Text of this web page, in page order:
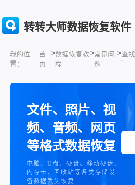
转转大师数据恢复软件
我的位
置：
首
页
>数据恢复教
程
>常见问
题
>查找
“
文件、照片、视
频、音频、网页
等格式数据恢复
电脑、U盘、硬盘、移动硬盘、
内存卡、回收站等各类存储设
备数据丢失恢复